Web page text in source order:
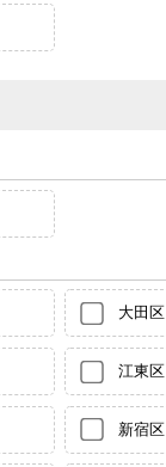
大田区
江東区
新宿区